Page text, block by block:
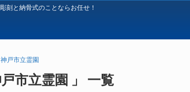
刻と納骨式のことならお任せ！
神戸市立霊園
戸市立霊園 」 一覧